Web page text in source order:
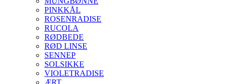
PINKKÅL
ROSENRADISE
RUCOLA
RØDBEDE
RØD LINSE
SENNEP
SOLSIKKE
VIOLETRADISE
ÆRT